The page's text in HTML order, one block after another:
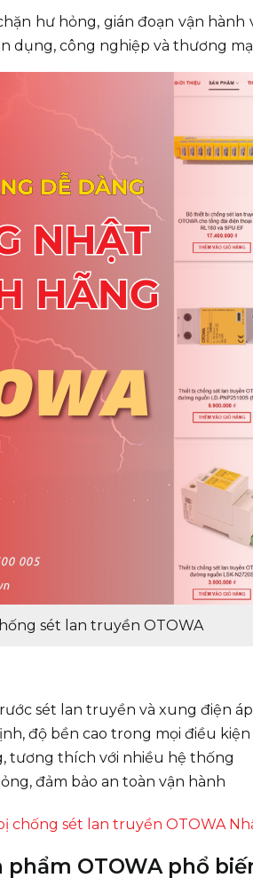
hư hỏng, gián đoạn vận
dụng, công nghiệp và thương
sét lan truyền OTOWA
sét lan truyền và xung điện
độ bền cao trong mọi điều
tương thích với nhiều hệ thống
đảm bảo an toàn vận hành
chống sét lan truyền OTOWA
phẩm OTOWA phổ